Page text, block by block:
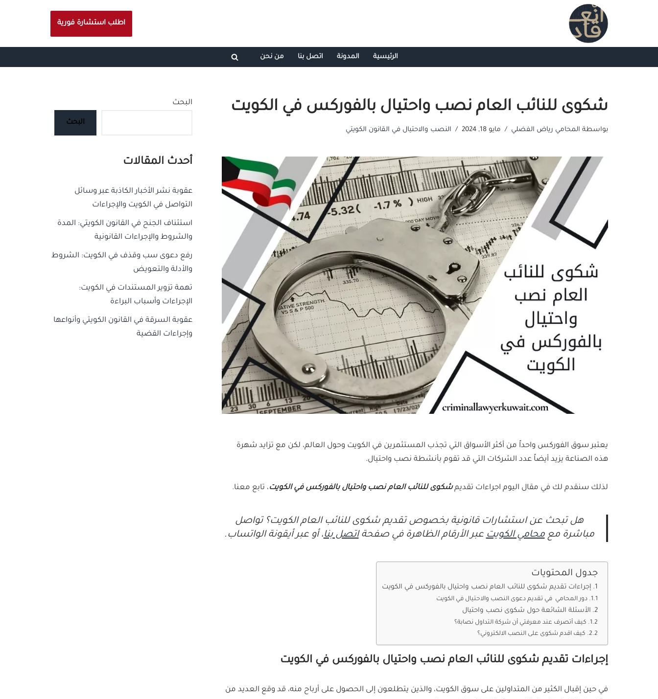
اطلب استشارة فورية
الرئيسية المدونة اتصل بنا من نحن
شكوى للنائب العام نصب واحتيال بالفوركس في الكويت
بواسطة المحامي رياض الفضلي مايو 18, 2024 النصب والاحتيال في القانون الكويتي
يعتبر سوق الفوركس واحداً من أكثر الأسواق التي تجذب المستثمرين في الكويت وحول العالم، لكن مع تزايد شهرة
هذه الصناعة يزيد أيضاً عدد الشركات التي قد تقوم بأنشطة نصب واحتيال.
لذلك سنقدم لك في مقال اليوم اجراءات تقديمشكوى للنائب العام نصب واحتيال بالفوركس في الكويت، تابع معنا.
هل تبحث عن استشارات قانونية بخصوص تقديم شكوى للنائب العام الكويت؟ تواصل
مباشرة معمحامي الكويتعبر الأرقام الظاهرة في صفحةاتصل بنا، أو عبر أيقونة الواتساب.
جدول المحتويات
إجراءات تقديم شكوى للنائب العام نصب واحتيال بالفوركس في الكويت
دور المحامي في تقديم دعوى النصب والاحتيال في الكويت
الأسئلة الشائعة حول شكوى نصب واحتيال
كيف أتصرف عند معرفتي أن شركة التداول نصابة؟
كيف اقدم شكوى على النصب الالكتروني؟
إجراءات تقديم شكوى للنائب العام نصب واحتيال بالفوركس في الكويت
في حين إقبال الكثير من المتداولين على سوق الكويت، والذين يتطلعون إلى الحصول على أرباح منه، قد وقع العديد من
البحث
البحث
أحدث المقالات
عقوبة نشر الأخبار الكاذبة عبر وسائل
التواصل في الكويت والإجراءات
استئناف الجنح في القانون الكويتي: المدة
والشروط والإجراءات القانونية
رفع دعوى سب وقذف في الكويت: الشروط
والأدلة والتعويض
تهمة تزوير المستندات في الكويت:
الإجراءات وأسباب البراءة
عقوبة السرقة في القانون الكويتي وأنواعها
وإجراءات القضية